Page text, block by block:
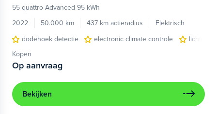
55 quattro Advanced 95 kWh
2022
50.000 km 437 km actieradius
Elektrisch
dodehoek detectie
electronic climate controle
Kopen
Op aanvraag
Bekijken